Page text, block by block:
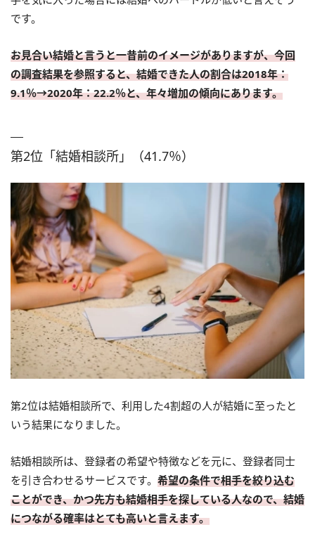
です。
お見合い結婚と言うと一昔前のイメージがありますが、今回
の調査結果を参照すると、結婚できた人の割合は2018年：
9.1％→2020年：22.2％と、年々増加の傾向にあります。
第2位「結婚相談所」（41.7％）
第2位は結婚相談所で、利用した4割超の人が結婚に至ったと
いう結果になりました。
結婚相談所は、登録者の希望や特徴などを元に、登録者同士
を引き合わせるサービスです。 希望の条件で相手を絞り込む
ことができ、かつ先方も結婚相手を探している人なので、結婚
につながる確率はとても高いと言えます。